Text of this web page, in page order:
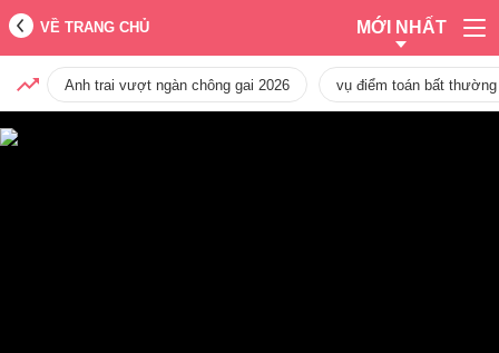
VỀ TRANG CHỦ MỚI NHẤT
Anh trai vượt ngàn chông gai 2026 vụ điểm toán bất